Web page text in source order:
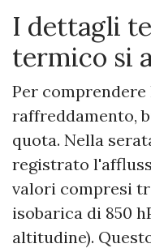
I dettagli
termico si
Per
raffreddamento,
quota. Nella
registrato
valori compresi
isobarica di 850
altitudine).